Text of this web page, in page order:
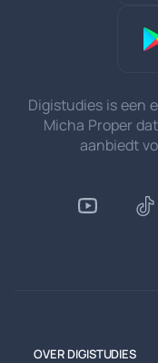
Digistudies is een
Micha Proper
aanbiedt
OVER DIGISTUDIES